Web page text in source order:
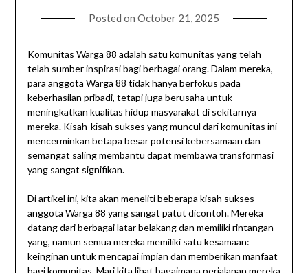
Posted on October 21, 2025
Komunitas Warga 88 adalah satu komunitas yang telah
telah sumber inspirasi bagi berbagai orang. Dalam mereka,
para anggota Warga 88 tidak hanya berfokus pada
keberhasilan pribadi, tetapi juga berusaha untuk
meningkatkan kualitas hidup masyarakat di sekitarnya
mereka. Kisah-kisah sukses yang muncul dari komunitas ini
mencerminkan betapa besar potensi kebersamaan dan
semangat saling membantu dapat membawa transformasi
yang sangat signifikan.
Di artikel ini, kita akan meneliti beberapa kisah sukses
anggota Warga 88 yang sangat patut dicontoh. Mereka
datang dari berbagai latar belakang dan memiliki rintangan
yang, namun semua mereka memiliki satu kesamaan:
keinginan untuk mencapai impian dan memberikan manfaat